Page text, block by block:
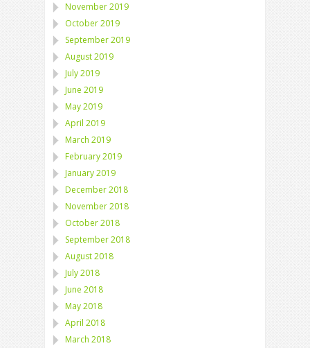
November 2019
October 2019
September 2019
August 2019
July 2019
June 2019
May 2019
April 2019
March 2019
February 2019
January 2019
December 2018
November 2018
October 2018
September 2018
August 2018
July 2018
June 2018
May 2018
April 2018
March 2018